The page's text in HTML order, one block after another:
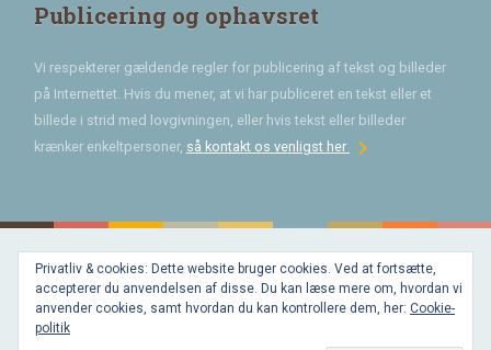
Publicering og ophavsret
Vi respekterer gældende regler for publicering af tekst og billeder
på Internettet. Hvis du mener, at vi har publiceret en tekst eller et
billede i strid med lovgivningen, eller hvis tekst eller billeder
krænker enkeltpersoner, så kontakt os venligst herchevron_right
Bygget med
WordPressog
favoriteaf
Privatliv & cookies: Dette website bruger cookies. Ved at fortsætte,
accepterer du anvendelsen af disse. Du kan læse mere om, hvordan vi
anvender cookies, samt hvordan du kan kontrollere dem, her: Cookie-
politik